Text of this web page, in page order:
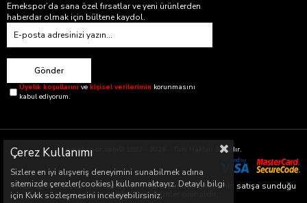
Emekspor’da sana özel fırsatlar ve yeni ürünlerden
haberdar olmak için bültene kaydol.
Gönder
Üyelik koşullarını ve kişisel verilerimin korunmasını
kabul ediyorum.
emekspor.com © 1992 - 2026 - Tüm Hakları Saklıdır.
Emek Spor Malzemeleri Sanayi ve Ticaret Limited Şirketi’nin satışa sunduğu
tüm markalar ve ürünler orjinaldir.
Çerez Kullanımı
Sizlere en iyi alışveriş deneyimini sunabilmek adına
sitemizde çerezler(cookies) kullanmaktayız. Detaylı bilgi
için Kvkk sözleşmesini inceleyebilirsiniz.